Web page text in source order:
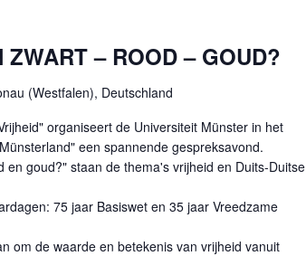
– ROOD – GOUD?
(Westfalen), Deutschland
organiseert de Universiteit Münster in het
een spannende gespreksavond.
goud?" staan de thema's vrijheid en Duits-Duitse
75 jaar Basiswet en 35 jaar Vreedzame
om de waarde en betekenis van vrijheid vanuit